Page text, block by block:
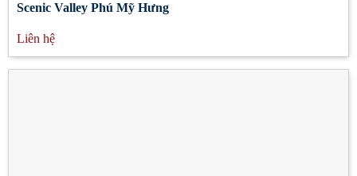
Scenic Valley Phú Mỹ Hưng
Liên hệ